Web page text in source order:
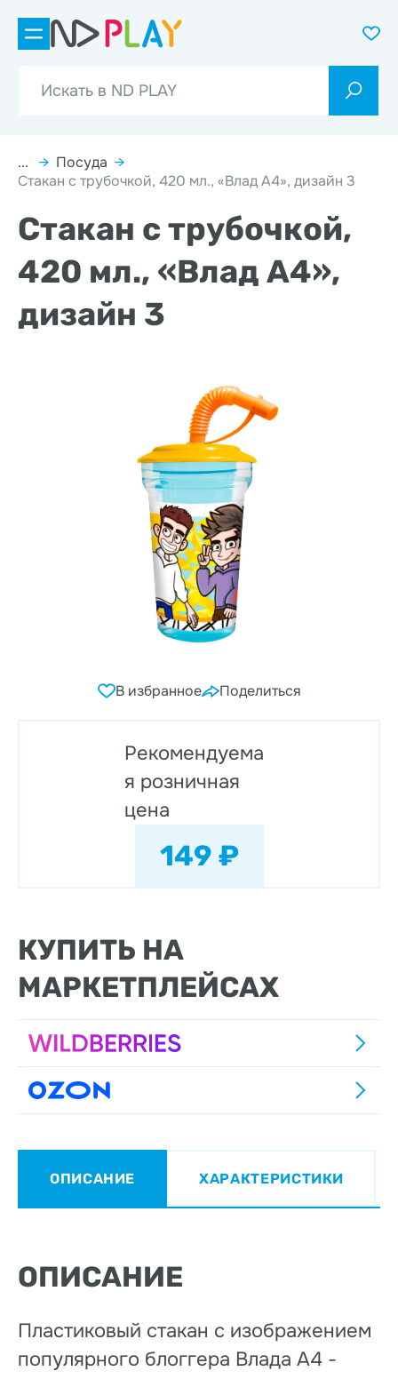
... → Посуда →
Стакан с трубочкой, 420 мл., «Влад А4», дизайн 3
Стакан с трубочкой,
420 мл., «Влад А4»,
дизайн 3
В избранное Поделиться
Рекомендуема
я розничная
цена
149 ₽
КУПИТЬ НА
МАРКЕТПЛЕЙСАХ
ОПИСАНИЕ ХАРАКТЕРИСТИКИ
ОПИСАНИЕ
Пластиковый стакан с изображением
популярного блоггера Влада А4 -